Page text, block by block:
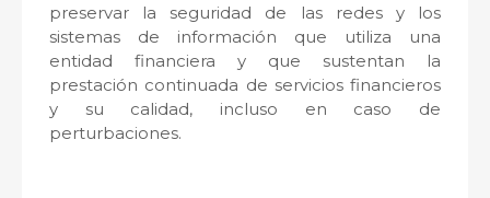
preservar la seguridad de las redes y los
sistemas de información que utiliza una
entidad financiera y que sustentan la
prestación continuada de servicios financieros
y su calidad, incluso en caso de
perturbaciones.